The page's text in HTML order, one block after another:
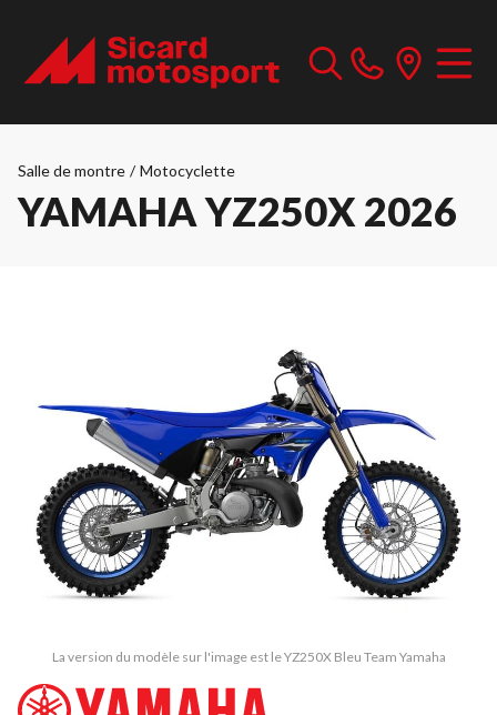
Salle de montre / Motocyclette
YAMAHA YZ250X 2026
La version du modèle sur l'image est le YZ250X Bleu Team Yamaha